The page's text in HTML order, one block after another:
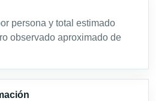
persona y total estimado
observado aproximado de